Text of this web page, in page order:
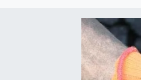
KARABÜK
KASTAMONU